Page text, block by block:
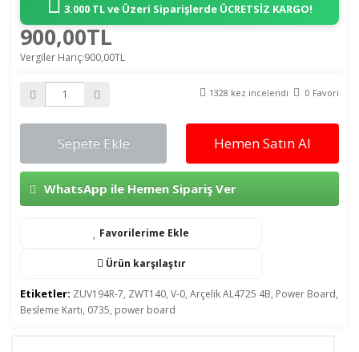
3.000 TL ve Üzeri Siparişlerde ÜCRETSİZ KARGO!
900,00TL
Vergiler Hariç:900,00TL
1328 kez incelendi 0 Favori
Sepete Ekle Hemen Satın Al
WhatsApp ile Hemen Sipariş Ver
Favorilerime Ekle
Ürün karşılaştır
Etiketler: ZUV194R-7, ZWT140, V-0, Arçelik AL4725 4B, Power Board,
Besleme Kartı, 0735, power board